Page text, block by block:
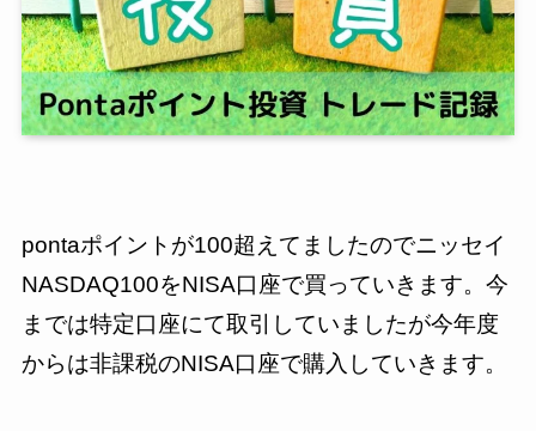
pontaポイントが100超えてましたのでニッセイ
NASDAQ100をNISA口座で買っていきます。今
までは特定口座にて取引していましたが今年度
からは非課税のNISA口座で購入していきます。